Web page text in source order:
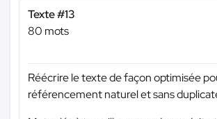
Texte #13
80 mots
Réécrire le texte de façon optimisée
référencement naturel et sans